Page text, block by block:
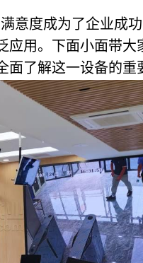
意度成为了企业成
应用。下面小面带大
了解这一设备的重